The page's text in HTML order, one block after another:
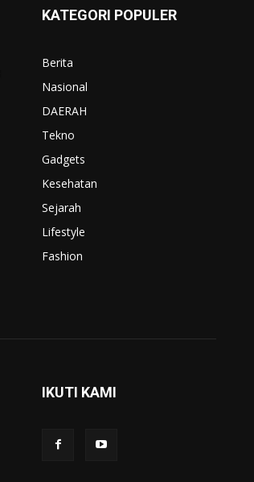
KATEGORI POPULER
Berita
Nasional
DAERAH
Tekno
Gadgets
Kesehatan
Sejarah
Lifestyle
Fashion
IKUTI KAMI